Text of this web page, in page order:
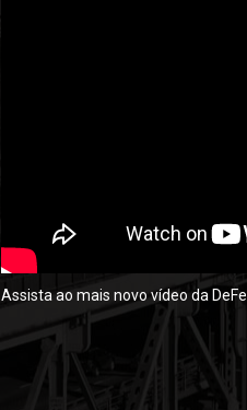
Assista ao mais novo vídeo da